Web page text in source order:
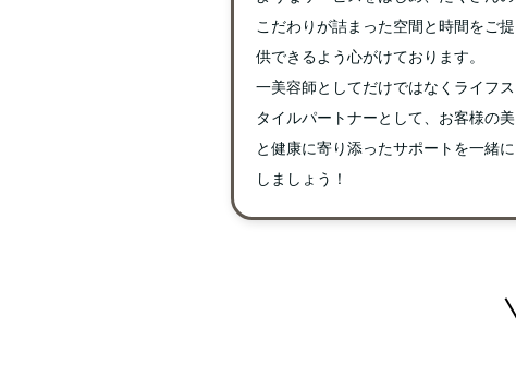
こだわりが詰まった空間と時間をご提
供できるよう心がけております。
一美容師としてだけではなくライフス
タイルパートナーとして、お客様の美
と健康に寄り添ったサポートを一緒に
しましょう！